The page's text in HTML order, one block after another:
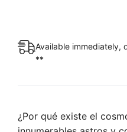
y
Available immediately,
**
¿Por qué existe el